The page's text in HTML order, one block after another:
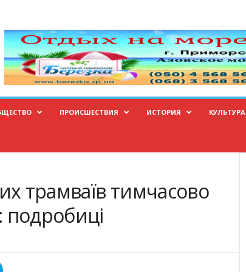
ПРОИСШЕСТВИЯ ИСТОРИЯ КУЛЬТУРА
трамваїв тимчасово